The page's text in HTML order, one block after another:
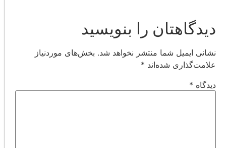
دیدگاهتان را بنویسید
نشانی ایمیل شما منتشر نخواهد شد. بخش‌های موردنیاز
علامت‌گذاری شده‌اند *
دیدگاه *